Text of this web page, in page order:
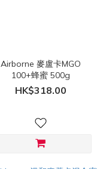
Airborne 麥盧卡MGO
100+蜂蜜 500g
HK$318.00